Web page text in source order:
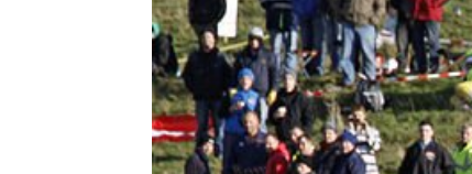
Domingo